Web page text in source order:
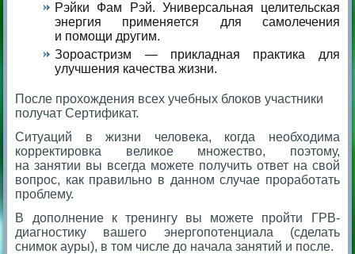
Рэйки Фам Рэй. Универсальная целительская
энергия применяется для самолечения
и помощи другим.
Зороастризм — прикладная практика для
улучшения качества жизни.
После прохождения всех учебных блоков участники
получат Сертификат.
Ситуаций в жизни человека, когда необходима
корректировка великое множество, поэтому,
на занятии вы всегда можете получить ответ на свой
вопрос, как правильно в данном случае проработать
проблему.
В дополнение к тренингу вы можете пройти ГРВ-
диагностику вашего энергопотенциала (сделать
снимок ауры), в том числе до начала занятий и после.